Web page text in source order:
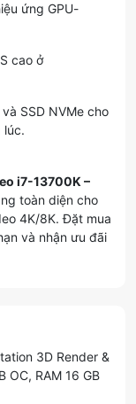
ứng GPU-
cao ở
SSD NVMe cho
lúc.
i7-13700K –
toàn diện cho
4K/8K. Đặt mua
và nhận ưu đãi
3D Render &
OC, RAM 16 GB